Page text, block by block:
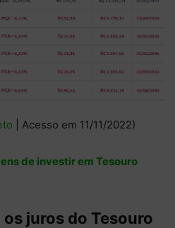
| Acesso em 11/11/2022)
de investir em Tesouro
juros do Tesouro